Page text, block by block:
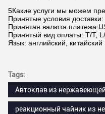
5Какие услуги мы можем
Принятые условия
Принятая валюта
Принятый вид оплаты: T/T,
Язык: английский, китайский
Tags:
Автоклав из
реакционный чайник из